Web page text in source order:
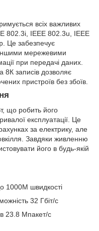
всіх важливих
802.3i, IEEE 802.3u, IEEE
Це забезпечує
іншими мережевими
при передачі даних.
8К записів дозволяє
пристроїв без збоїв.
що робить його
експлуатації. Це
за електрику, але
Завдяки живленню
його в будь-якій
1000M швидкості
32 Гбіт/с
23.8 Мпакет/с